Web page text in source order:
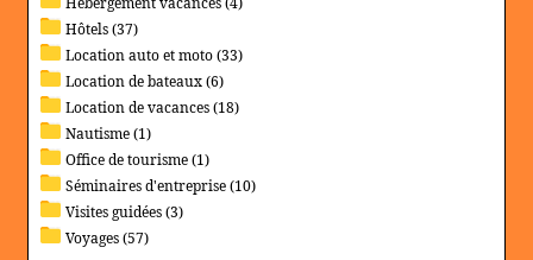
Hôtels (37)
Location auto et moto (33)
Location de bateaux (6)
Location de vacances (18)
Nautisme (1)
Office de tourisme (1)
Séminaires d'entreprise (10)
Visites guidées (3)
Voyages (57)